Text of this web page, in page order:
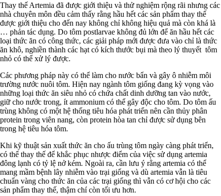
Thay thế Artemia đã được giới thiệu và thử nghiệm rộng rãi nhưng các
nhà chuyên môn đều cảm thấy rằng hầu hết các sản phẩm thay thế
được giới thiệu cho đến nay không chỉ không hiệu quả mà còn khá là
… phản tác dụng. Do tôm postlarvae không đủ lớn để ăn hầu hết các
loại thức ăn có công thức, các giải pháp mới được đưa vào chỉ là thức
ăn khô, nghiền thành các hạt có kích thước bụi mà theo lý thuyết tôm
nhỏ có thể xử lý được.
Các phương pháp này có thể làm cho nước bẩn và gây ô nhiễm môi
trường nước nuôi tôm. Hiện nay ngành tôm giống đang kỳ vọng vào
những loại thức ăn siêu nhỏ có chứa chất dinh dưỡng tan vào nước,
giữ cho nước trong, ít ammonium có thể gây độc cho tôm. Do tôm ấu
trùng không có một hệ thống tiêu hóa phát triển nên cần thủy phân
protein trong viên nang, còn protein hòa tan chỉ được sử dụng bên
trong hệ tiêu hóa tôm.
Khi kỹ thuật sản xuất thức ăn cho ấu trùng tôm ngày càng phát triển,
có thể thay thế để khắc phục nhược điểm của việc sử dụng artemia
đông lạnh có tỷ lệ nở kém. Ngoài ra, cần lưu ý rằng artemia có thể
mang mầm bệnh lây nhiễm vào trại giống và dù artemia vẫn là tiêu
chuẩn vàng cho thức ăn của các trại giống thì vẫn có cơ hội cho các
sản phẩm thay thế, thậm chí còn tối ưu hơn.